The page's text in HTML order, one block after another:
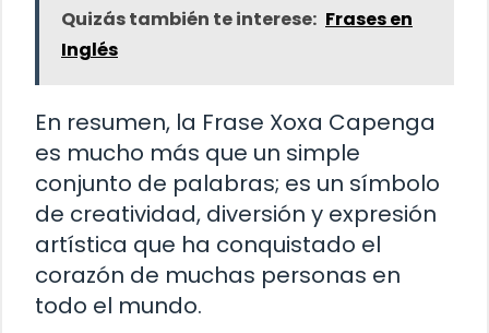
Quizás también te interese: Frases en
Inglés
En resumen, la Frase Xoxa Capenga
es mucho más que un simple
conjunto de palabras; es un símbolo
de creatividad, diversión y expresión
artística que ha conquistado el
corazón de muchas personas en
todo el mundo.